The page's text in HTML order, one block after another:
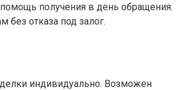
получения в день обращения.
отказа под залог.
индивидуально. Возможен